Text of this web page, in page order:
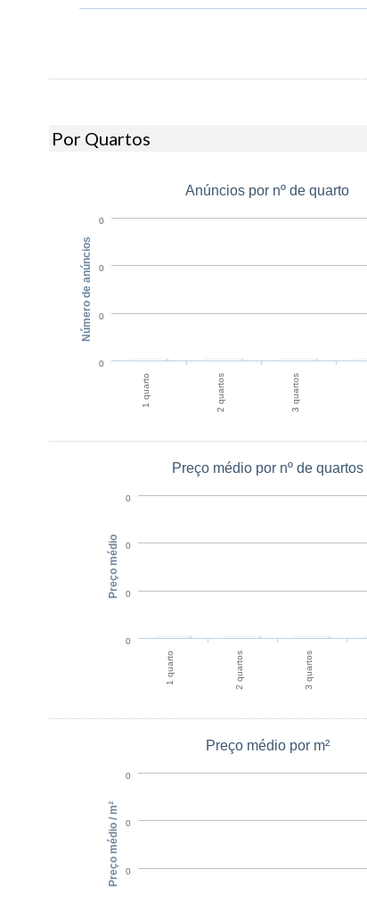
Por Quartos
Anúncios por nº de quarto
1 quarto 2 quartos 3 quartos
0
0
0
0
Número de anúncios
Preço médio por nº de quartos
1 quarto 2 quartos 3 quartos
0
0
0
0
Preço médio
Preço médio por m²
0
0
0
Preço médio / m²